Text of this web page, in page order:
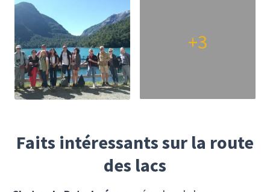
+3
Faits intéressants sur la route
des lacs